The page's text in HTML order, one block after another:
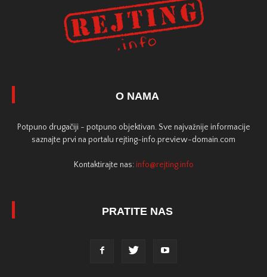
O NAMA
Potpuno drugačiji - potpuno objektivan. Sve najvažnije informacije
saznajte prvi na portalu rejting-info.preview-domain.com
Kontaktirajte nas: info@rejting.info
PRATITE NAS